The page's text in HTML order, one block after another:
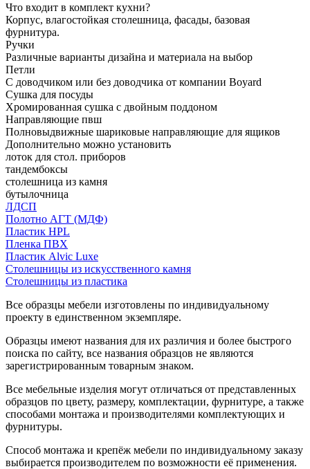
Что входит в комплект кухни?
Корпус, влагостойкая столешница, фасады, базовая
фурнитура.
Ручки
Различные варианты дизайна и материала на выбор
Петли
С доводчиком или без доводчика от компании Boyard
Сушка для посуды
Хромированная сушка с двойным поддоном
Направляющие пвш
Полновыдвижные шариковые направляющие для ящиков
Дополнительно можно установить
лоток для стол. приборов
тандембоксы
столешница из камня
бутылочница
ЛДСП
Полотно АГТ (МДФ)
Пластик HPL
Пленка ПВХ
Пластик Alvic Luxe
Столешницы из искусственного камня
Столешницы из пластика
Все образцы мебели изготовлены по индивидуальному
проекту в единственном экземпляре.
Образцы имеют названия для их различия и более быстрого
поиска по сайту, все названия образцов не являются
зарегистрированным товарным знаком.
Все мебельные изделия могут отличаться от представленных
образцов по цвету, размеру, комплектации, фурнитуре, а также
способами монтажа и производителями комплектующих и
фурнитуры.
Способ монтажа и крепёж мебели по индивидуальному заказу
выбирается производителем по возможности её применения.